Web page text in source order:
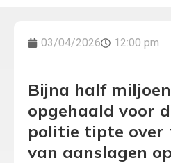
03/04/2026 12:00 pm
Bijna half
opgehaald voor
politie tipte over
van aanslagen